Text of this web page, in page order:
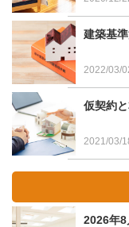
坪単価は
同じメーカー内の比
も基準が揃ってい
くつもあるシリーズ
すめの方法です。
目安とし
建築基
2022/03/
仮契約
2021/03/
2026年8